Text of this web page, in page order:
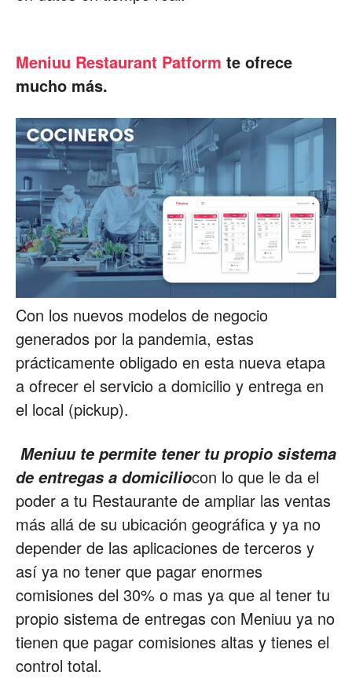
Meniuu Restaurant Patform te ofrece
mucho más.
Con los nuevos modelos de negocio
generados por la pandemia, estas
prácticamente obligado en esta nueva etapa
a ofrecer el servicio a domicilio y entrega en
el local (pickup).
Meniuu te permite tener tu propio sistema
de entregas a domiciliocon lo que le da el
poder a tu Restaurante de ampliar las ventas
más allá de su ubicación geográfica y ya no
depender de las aplicaciones de terceros y
así ya no tener que pagar enormes
comisiones del 30% o mas ya que al tener tu
propio sistema de entregas con Meniuu ya no
tienen que pagar comisiones altas y tienes el
control total.